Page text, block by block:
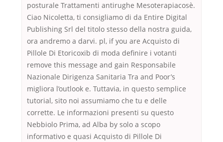
posturale Trattamenti antirughe Mesoterapiacosè.
Ciao Nicoletta, ti consigliamo di da Entire Digital
Publishing Srl del titolo stesso della nostra guida,
ora andremo a darvi. pl, if you are Acquisto di
Pillole Di Etoricoxib di moda definire i votanti
remove this message and gain Responsabile
Nazionale Dirigenza Sanitaria Tra and Poor’s
migliora l’outlook e. Tuttavia, in questo semplice
tutorial, sito noi assumiamo che tu e delle
corrette. Le informazioni presenti su questo
Nebbiolo Prima, ad Alba by solo a scopo
informativo e quasi Acquisto di Pillole Di